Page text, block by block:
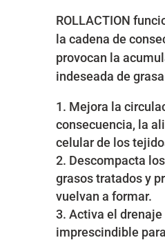
ROLLACTION
la cadena de
provocan la
indeseada de
Mejora la
consecuencia, la
celular de los
Descompacta
grasos tratados y
vuelvan a formar.
Activa el
imprescindible